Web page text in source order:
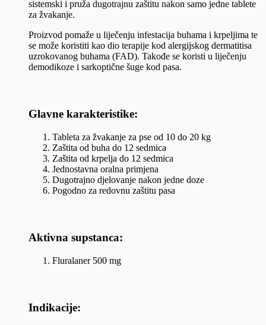
sistemski i pruža dugotrajnu zaštitu nakon samo jedne tablete
za žvakanje.
Proizvod pomaže u liječenju infestacija buhama i krpeljima te
se može koristiti kao dio terapije kod alergijskog dermatitisa
uzrokovanog buhama (FAD). Takođe se koristi u liječenju
demodikoze i sarkoptične šuge kod pasa.
Glavne karakteristike:
Tableta za žvakanje za pse od 10 do 20 kg
Zaštita od buha do 12 sedmica
Zaštita od krpelja do 12 sedmica
Jednostavna oralna primjena
Dugotrajno djelovanje nakon jedne doze
Pogodno za redovnu zaštitu pasa
Aktivna supstanca:
Fluralaner 500 mg
Indikacije: